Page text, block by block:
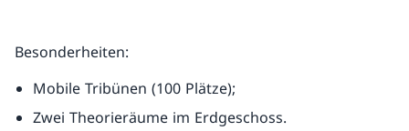
Besonderheiten:
Mobile Tribünen (100 Plätze);
Zwei Theorieräume im Erdgeschoss.